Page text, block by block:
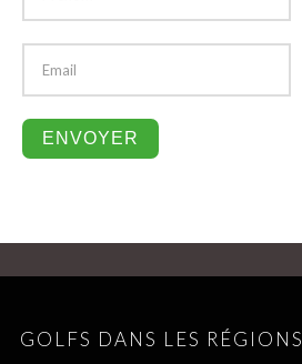
GOLFS DANS LES RÉGIONS